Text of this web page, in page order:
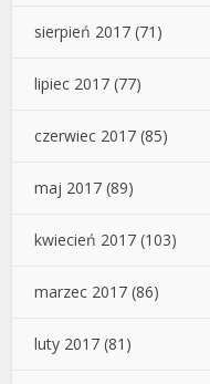
sierpień 2017 (71)
lipiec 2017 (77)
czerwiec 2017 (85)
maj 2017 (89)
kwiecień 2017 (103)
marzec 2017 (86)
luty 2017 (81)